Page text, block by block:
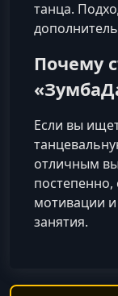
танца.
Почему
Если вы
отличным
постепенно,
мотивации и
занятия.